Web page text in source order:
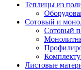
Теплицы из
Сотовый и
Сотовый
Листовые